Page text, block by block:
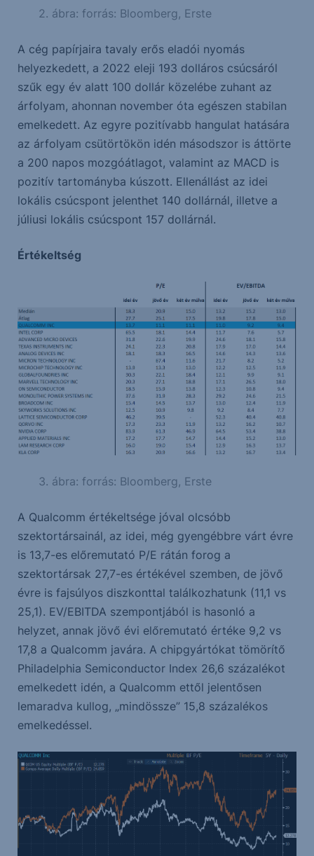
2. ábra: forrás: Bloomberg, Erste
A cég papírjaira tavaly erős eladói nyomás
helyezkedett, a 2022 eleji 193 dolláros csúcsáról
szűk egy év alatt 100 dollár közelébe zuhant az
árfolyam, ahonnan november óta egészen stabilan
emelkedett. Az egyre pozitívabb hangulat hatására
az árfolyam csütörtökön idén másodszor is áttörte
a 200 napos mozgóátlagot, valamint az MACD is
pozitív tartományba kúszott. Ellenállást az idei
lokális csúcspont jelenthet 140 dollárnál, illetve a
júliusi lokális csúcspont 157 dollárnál.
Értékeltség
3. ábra: forrás: Bloomberg, Erste
A Qualcomm értékeltsége jóval olcsóbb
szektortársainál, az idei, még gyengébbre várt évre
is 13,7-es előremutató P/E rátán forog a
szektortársak 27,7-es értékével szemben, de jövő
évre is fajsúlyos diszkonttal találkozhatunk (11,1 vs
25,1). EV/EBITDA szempontjából is hasonló a
helyzet, annak jövő évi előremutató értéke 9,2 vs
17,8 a Qualcomm javára. A chipgyártókat tömörítő
Philadelphia Semiconductor Index 26,6 százalékot
emelkedett idén, a Qualcomm ettől jelentősen
lemaradva kullog, „mindössze” 15,8 százalékos
emelkedéssel.